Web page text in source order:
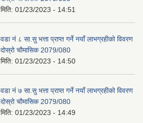
मिति: 01/23/2023 - 14:51
वडा नं ८ सा.सु भत्ता प्राप्त गर्ने नयाँ लाभग्रहीको विवरण
दोस्रो चौमासिक 2079/080
मिति: 01/23/2023 - 14:50
वडा नं ७ सा.सु भत्ता प्राप्त गर्ने नयाँ लाभग्रहीको विवरण
दोस्रो चौमासिक 2079/080
मिति: 01/23/2023 - 14:49